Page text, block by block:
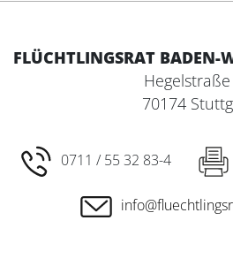
FLÜCHTLINGSRAT BADEN-
Hegelstraße
70174
0711 / 55 32 83-4